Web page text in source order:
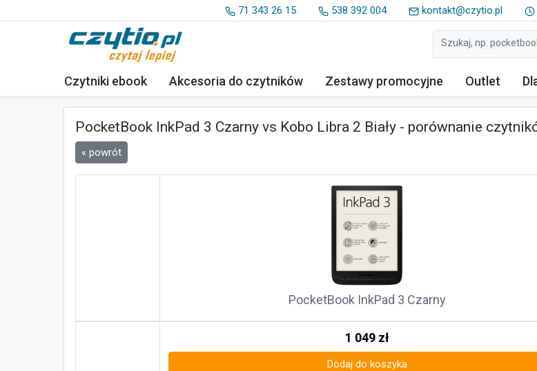
71 343 26 15 538 392 004 kontakt@czytio.pl
Czytniki ebook Akcesoria do czytników Zestawy promocyjne Outlet
PocketBook InkPad 3 Czarny vs Kobo Libra 2 Biały - porównanie
« powrót
PocketBook InkPad 3 Czarny
1 049zł
Dodaj do koszyka